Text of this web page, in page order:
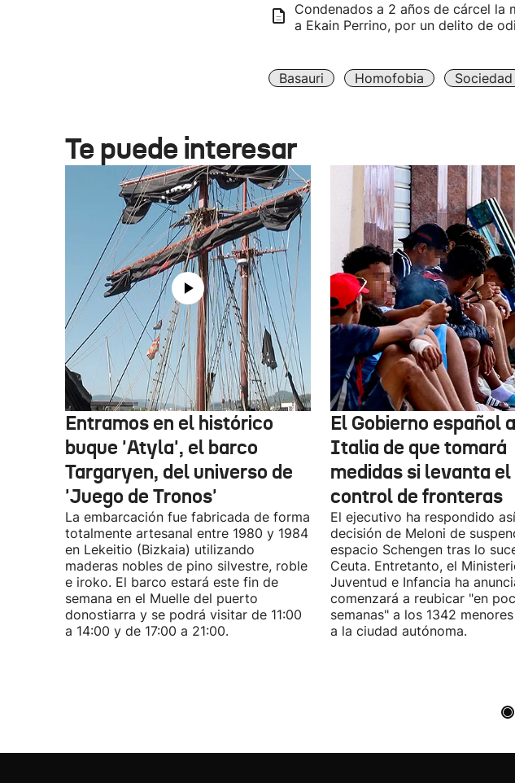
Condenados a 2 años de cárcel la
a Ekain Perrino, por un delito de
Basauri Homofobia Sociedad
Te puede interesar
Entramos en el histórico
buque 'Atyla', el barco
Targaryen, del universo de
'Juego de Tronos'
La embarcación fue fabricada de forma
totalmente artesanal entre 1980 y 1984
en Lekeitio (Bizkaia) utilizando
maderas nobles de pino silvestre, roble
e iroko. El barco estará este fin de
semana en el Muelle del puerto
donostiarra y se podrá visitar de 11:00
a 14:00 y de 17:00 a 21:00.
El Gobierno español
Italia de que tomará
medidas si levanta el
control de fronteras
El ejecutivo ha respondido
decisión de Meloni de
espacio Schengen tras lo
Ceuta. Entretanto, el
Juventud e Infancia ha
comenzará a reubicar "en
semanas" a los 1342
a la ciudad autónoma.